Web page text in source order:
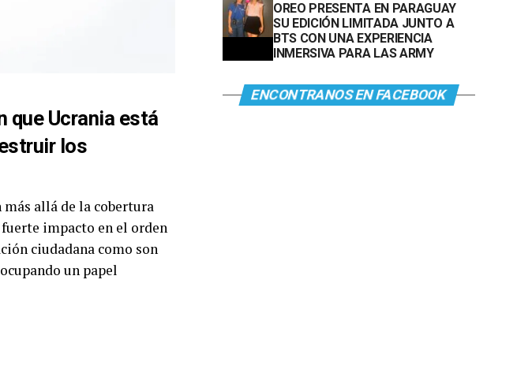
que Ucrania está
los
allá de la cobertura
impacto en el orden
ciudadana como son
un papel
OREO PRESENTA EN PARAGUAY
SU EDICIÓN LIMITADA JUNTO A
BTS CON UNA EXPERIENCIA
INMERSIVA PARA LAS ARMY
ENCONTRANOS EN FACEBOOK